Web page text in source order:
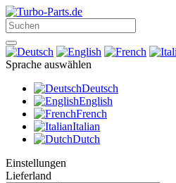
Sprache auswählen
Deutsch
English
French
Italian
Dutch
Einstellungen
Lieferland